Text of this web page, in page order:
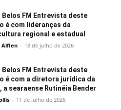
Belos FM Entrevista deste
é com lideranças da
regional e estadual
Alflen - 18 de julho de 2026
Belos FM Entrevista deste
é com a diretora jurídica da
a searaense Rutinéia Bender
- 11 de julho de 2026